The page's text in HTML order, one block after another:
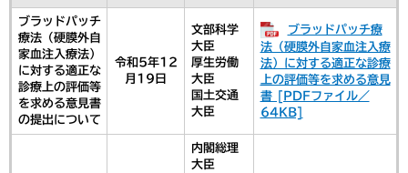
ブラッドパッチ
療法（硬膜外自
家血注入療法）
に対する適正な
診療上の評価等
を求める意見書
の提出について
令和5年12
月19日
文部科学
大臣
厚生労働
大臣
国土交通
大臣
ブラッドパッチ療
法（硬膜外自家血注入療
法）に対する適正な診療
上の評価等を求める意見
書 [PDFファイル／
64KB]
内閣総理
大臣